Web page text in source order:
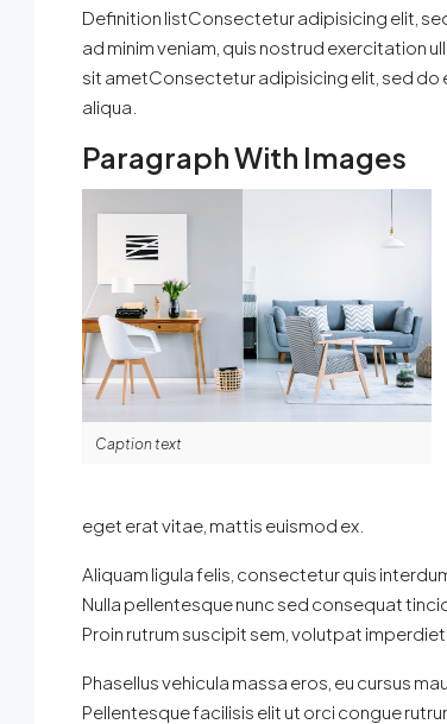
Definition listConsectetur adipisicing elit,
ad minim veniam, quis nostrud exercitation
sit ametConsectetur adipisicing elit, sed
aliqua.
Paragraph With Images
Caption text
eget erat vitae, mattis euismod ex.
Aliquam ligula felis, consectetur quis
Nulla pellentesque nunc sed consequat
Proin rutrum suscipit sem, volutpat imperdiet
Phasellus vehicula massa eros, eu cursus
Pellentesque facilisis elit ut orci congue